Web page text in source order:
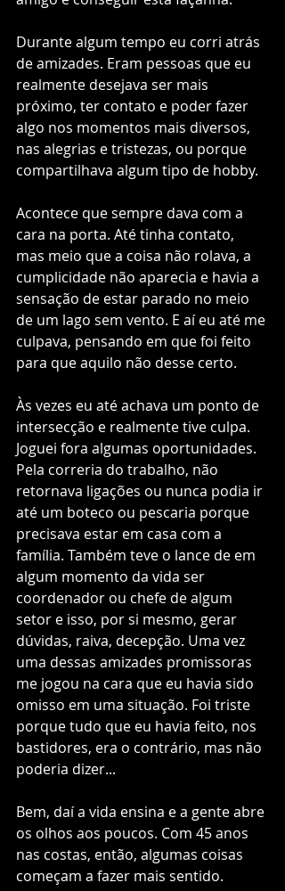
Durante algum tempo eu corri atrás
de amizades. Eram pessoas que eu
realmente desejava ser mais
próximo, ter contato e poder fazer
algo nos momentos mais diversos,
nas alegrias e tristezas, ou porque
compartilhava algum tipo de hobby.
Acontece que sempre dava com a
cara na porta. Até tinha contato,
mas meio que a coisa não rolava, a
cumplicidade não aparecia e havia a
sensação de estar parado no meio
de um lago sem vento. E aí eu até me
culpava, pensando em que foi feito
para que aquilo não desse certo.
Às vezes eu até achava um ponto de
intersecção e realmente tive culpa.
Joguei fora algumas oportunidades.
Pela correria do trabalho, não
retornava ligações ou nunca podia ir
até um boteco ou pescaria porque
precisava estar em casa com a
família. Também teve o lance de em
algum momento da vida ser
coordenador ou chefe de algum
setor e isso, por si mesmo, gerar
dúvidas, raiva, decepção. Uma vez
uma dessas amizades promissoras
me jogou na cara que eu havia sido
omisso em uma situação. Foi triste
porque tudo que eu havia feito, nos
bastidores, era o contrário, mas não
poderia dizer...
Bem, daí a vida ensina e a gente abre
os olhos aos poucos. Com 45 anos
nas costas, então, algumas coisas
começam a fazer mais sentido.